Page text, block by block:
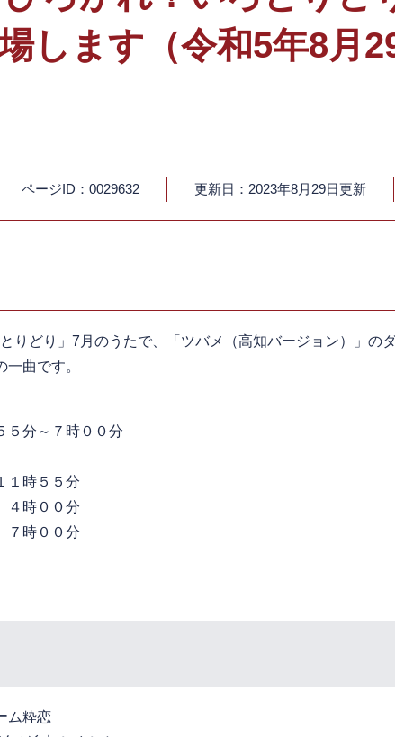
します（令和5年8月
ページID：0029632 更新日：2023年8月29日更新
どり」7月のうたで、「ツバメ（高知バージョン）」のダ
曲です。
分～７時００分
１時５５分
時００分
時００分
ム粋恋